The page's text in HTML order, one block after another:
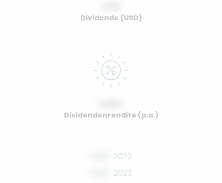
Dividende (USD)
Dividendenrendite (p.a.)
2022
2023